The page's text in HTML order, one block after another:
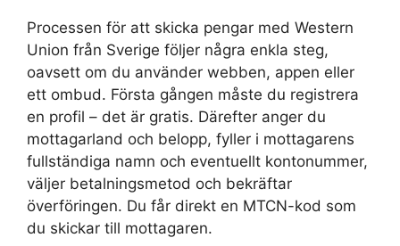
Processen för att skicka pengar med Western
Union från Sverige följer några enkla steg,
oavsett om du använder webben, appen eller
ett ombud. Första gången måste du registrera
en profil – det är gratis. Därefter anger du
mottagarland och belopp, fyller i mottagarens
fullständiga namn och eventuellt kontonummer,
väljer betalningsmetod och bekräftar
överföringen. Du får direkt en MTCN-kod som
du skickar till mottagaren.